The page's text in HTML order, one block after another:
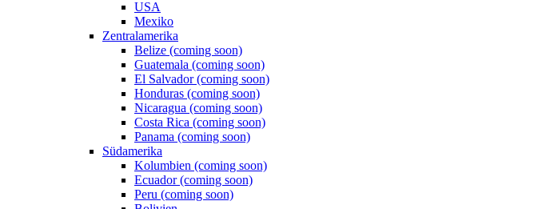
USA
Mexiko
Zentralamerika
Belize (coming soon)
Guatemala (coming soon)
El Salvador (coming soon)
Honduras (coming soon)
Nicaragua (coming soon)
Costa Rica (coming soon)
Panama (coming soon)
Südamerika
Kolumbien (coming soon)
Ecuador (coming soon)
Peru (coming soon)